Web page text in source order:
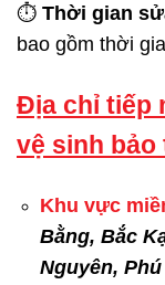
⏱ Thời gian
bao gồm thời
Địa chỉ tiếp
vệ sinh
Khu vực
Bằng, Bắc
Nguyên,